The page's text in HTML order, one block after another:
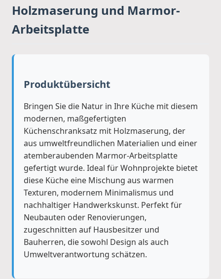
Holzmaserung und Marmor-
Arbeitsplatte
Produktübersicht
Bringen Sie die Natur in Ihre Küche mit diesem
modernen, maßgefertigten
Küchenschranksatz mit Holzmaserung, der
aus umweltfreundlichen Materialien und einer
atemberaubenden Marmor-Arbeitsplatte
gefertigt wurde. Ideal für Wohnprojekte bietet
diese Küche eine Mischung aus warmen
Texturen, modernem Minimalismus und
nachhaltiger Handwerkskunst. Perfekt für
Neubauten oder Renovierungen,
zugeschnitten auf Hausbesitzer und
Bauherren, die sowohl Design als auch
Umweltverantwortung schätzen.